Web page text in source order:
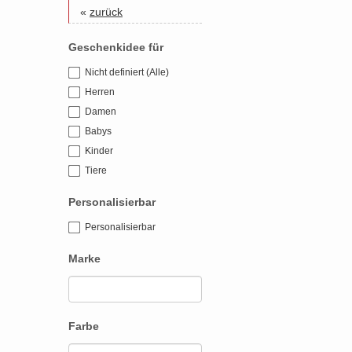
« zurück
Geschenkidee für
Nicht definiert (Alle)
Herren
Damen
Babys
Kinder
Tiere
Personalisierbar
Personalisierbar
Marke
Farbe